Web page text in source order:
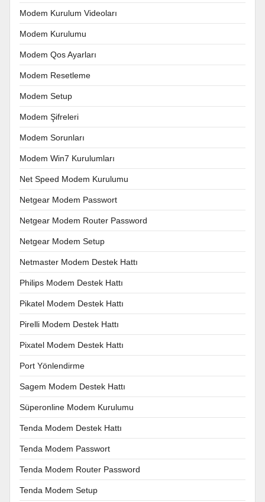
Modem Kurulum Videoları
Modem Kurulumu
Modem Qos Ayarları
Modem Resetleme
Modem Setup
Modem Şifreleri
Modem Sorunları
Modem Win7 Kurulumları
Net Speed Modem Kurulumu
Netgear Modem Passwort
Netgear Modem Router Password
Netgear Modem Setup
Netmaster Modem Destek Hattı
Philips Modem Destek Hattı
Pikatel Modem Destek Hattı
Pirelli Modem Destek Hattı
Pixatel Modem Destek Hattı
Port Yönlendirme
Sagem Modem Destek Hattı
Süperonline Modem Kurulumu
Tenda Modem Destek Hattı
Tenda Modem Passwort
Tenda Modem Router Password
Tenda Modem Setup